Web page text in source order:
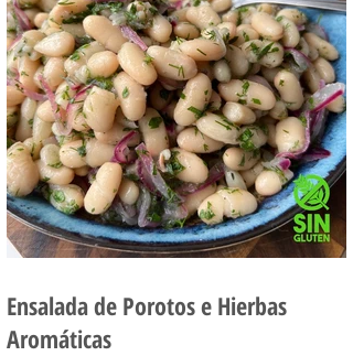
Ensalada de Porotos e Hierbas
Aromáticas